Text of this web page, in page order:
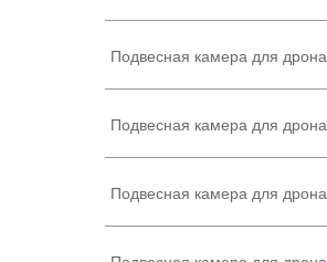
Подвесная камера для дрона
Подвесная камера для дрона
Подвесная камера для дрона